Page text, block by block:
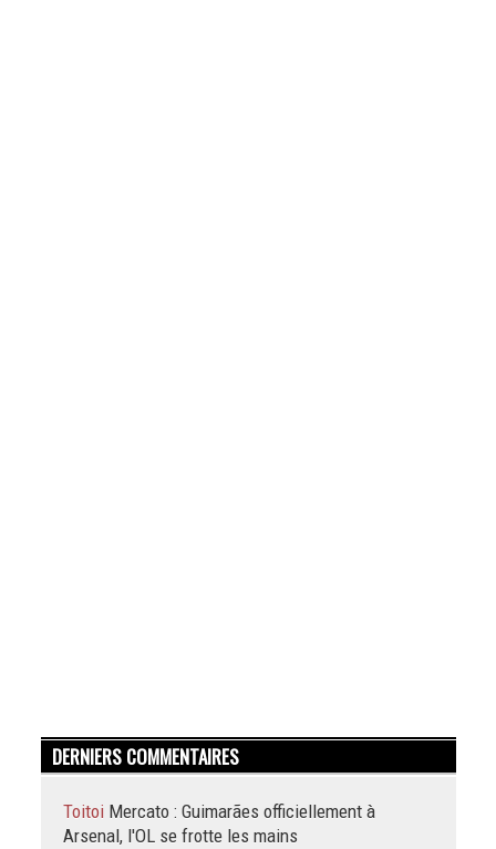
DERNIERS COMMENTAIRES
Toitoi Mercato : Guimarães officiellement à
Arsenal, l'OL se frotte les mains